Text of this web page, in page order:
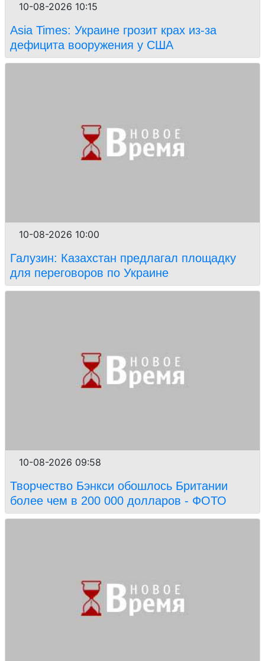
10-08-2026 10:15
Asia Times: Украине грозит крах из-за
дефицита вооружения у США
10-08-2026 10:00
Галузин: Казахстан предлагал площадку
для переговоров по Украине
10-08-2026 09:58
Творчество Бэнкси обошлось Британии
более чем в 200 000 долларов - ФОТО